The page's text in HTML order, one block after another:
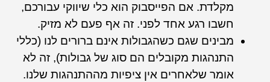
מקלדת. אם הפייסבוק הוא כלי שיווקי עבורכם,
חשבו רגע אחד לפני. זה אף פעם לא מזיק.
מבינים שגם כשהגבולות אינם ברורים לנו (כללי
התנהגות מקובלים הם סוג של גבולות), זה לא
אומר שלאחרים אין ציפיות מההתנהגות שלנו.